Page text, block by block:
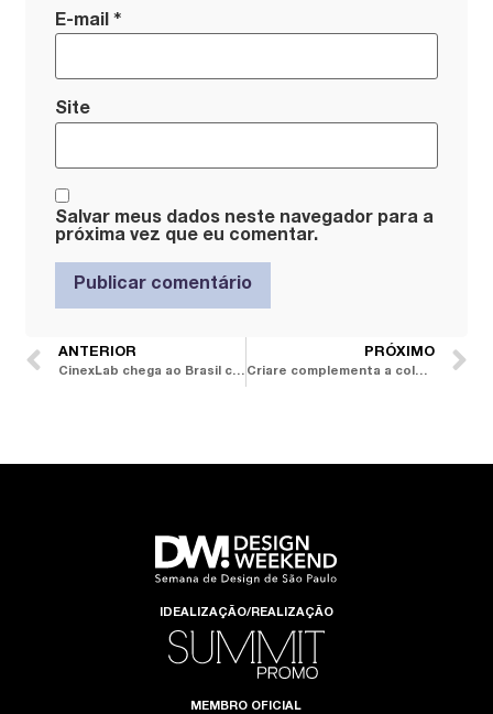
E-mail*
Site
Salvar meus dados neste navegador para a
próxima vez que eu comentar.
ANTERIOR
CinexLab chega ao Brasil como célula de inovação que impulsiona a produção de peças únicas
PRÓXIMO
Criare complementa a coleção Prisma com o lançamento dos padrões Blush, Serenity e Brita
IDEALIZAÇÃO/REALIZAÇÃO
MEMBRO OFICIAL